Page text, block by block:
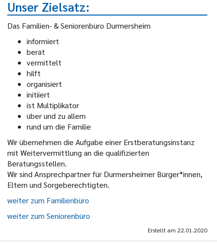
Unser Zielsatz:
Das Familien- & Seniorenbüro Durmersheim
informiert
berät
vermittelt
hilft
organisiert
initiiert
ist Multiplikator
über und zu allem
rund um die Familie
Wir übernehmen die Aufgabe einer Erstberatungsinstanz
mit Weitervermittlung an die qualifizierten
Beratungsstellen.
Wir sind Ansprechpartner für Durmersheimer Bürger*innen,
Eltern und Sorgeberechtigten.
weiter zum Familienbüro
weiter zum Seniorenbüro
Erstellt am 22.01.2020